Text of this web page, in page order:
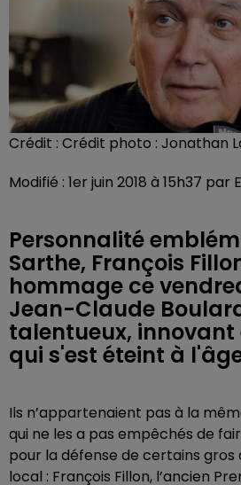
Crédit : Crédit photo : Jonathan
Modifié : 1er juin 2018 à 15h37 par
Personnalité
Sarthe, François
hommage ce
Jean-Claude
talentueux,
qui s'est éteint à
Ils n’appartenaient pas à la
qui ne les a pas empêchés de
pour la défense de certains gros
local : François Fillon, l’ancien